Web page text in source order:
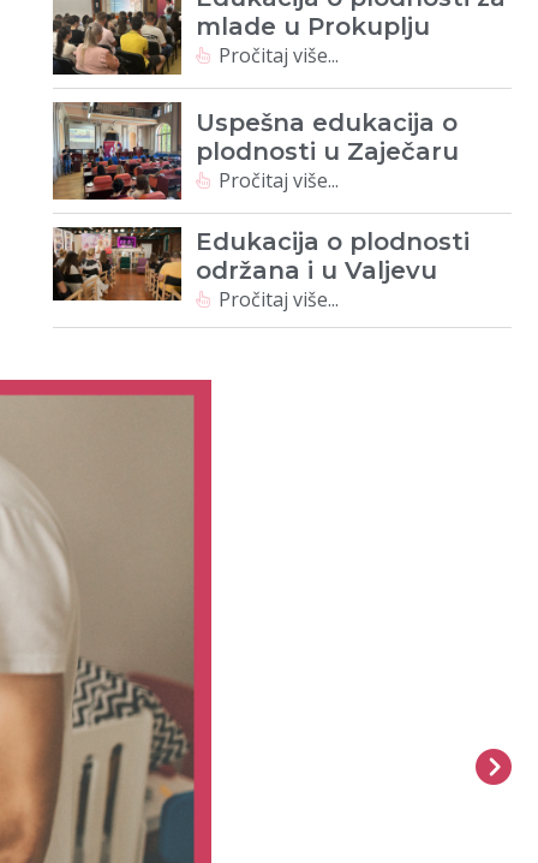
mlade u Prokuplju
Pročitaj više...
Uspešna edukacija o
plodnosti u Zaječaru
Pročitaj više...
Edukacija o plodnosti
održana i u Valjevu
Pročitaj više...